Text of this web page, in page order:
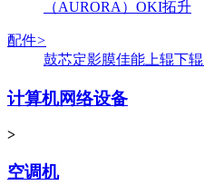
（AURORA） OKI拓升
配件>
鼓芯定影膜佳能 上辊下辊
计算机网络设备
>
空调机